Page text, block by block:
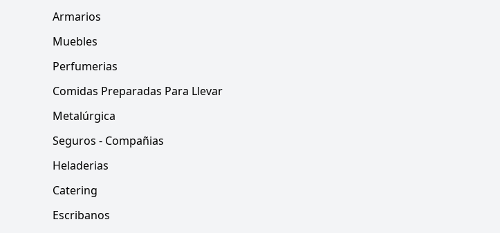
Armarios
Muebles
Perfumerias
Comidas Preparadas Para Llevar
Metalúrgica
Seguros - Compañias
Heladerias
Catering
Escribanos